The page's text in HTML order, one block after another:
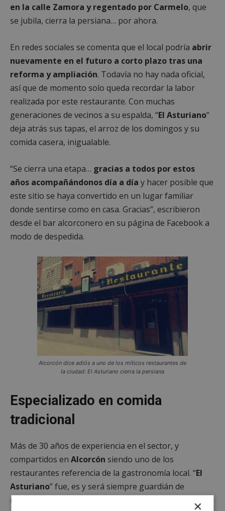
en la calle Zamora y regentado por Carmelo, que
se jubila, cierra la persiana… por ahora.
En redes sociales se comenta que el local podría abrir
nuevamente en el futuro a corto plazo tras una
reforma y ampliación. Todavía no hay nada oficial,
así que de momento solo queda recordar la labor
realizada por este restaurante. Con muchas
generaciones de vecinos a su espalda, “El Asturiano”
deja atrás sus tapas, el arroz de los domingos y su
comida casera, inigualable.
“Se cierra una etapa… gracias a todos por estos
años acompañándonos día a día y hacer posible que
este sitio se haya convertido en un lugar familiar
donde sentirse como en casa. Gracias”, escribieron
desde el bar alcorconero en su página de Facebook a
modo de despedida.
Alcorcón dice adiós a uno de los míticos restaurantes de
la ciudad: El Asturiano cierra la persiana
Especializado en comida
tradicional
Más de 30 años de experiencia en el sector, y
compartidos en Alcorcón siendo uno de los
restaurantes referencia de la gastronomía local. “El
Asturiano” fue, es y será siempre guardián de
muchos recuerdos de los vecinos,
×